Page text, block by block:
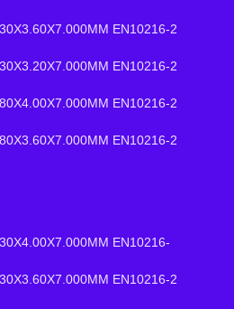
EN10216-2
EN10216-2
EN10216-2
EN10216-2
EN10216-
EN10216-2